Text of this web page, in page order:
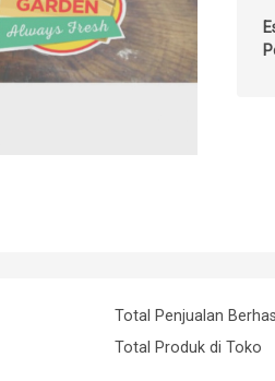
Total Penjualan
Total Produk di Toko